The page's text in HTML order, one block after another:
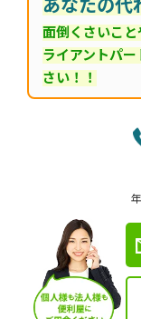
面倒くさいこ
ライアントパ
さい！！